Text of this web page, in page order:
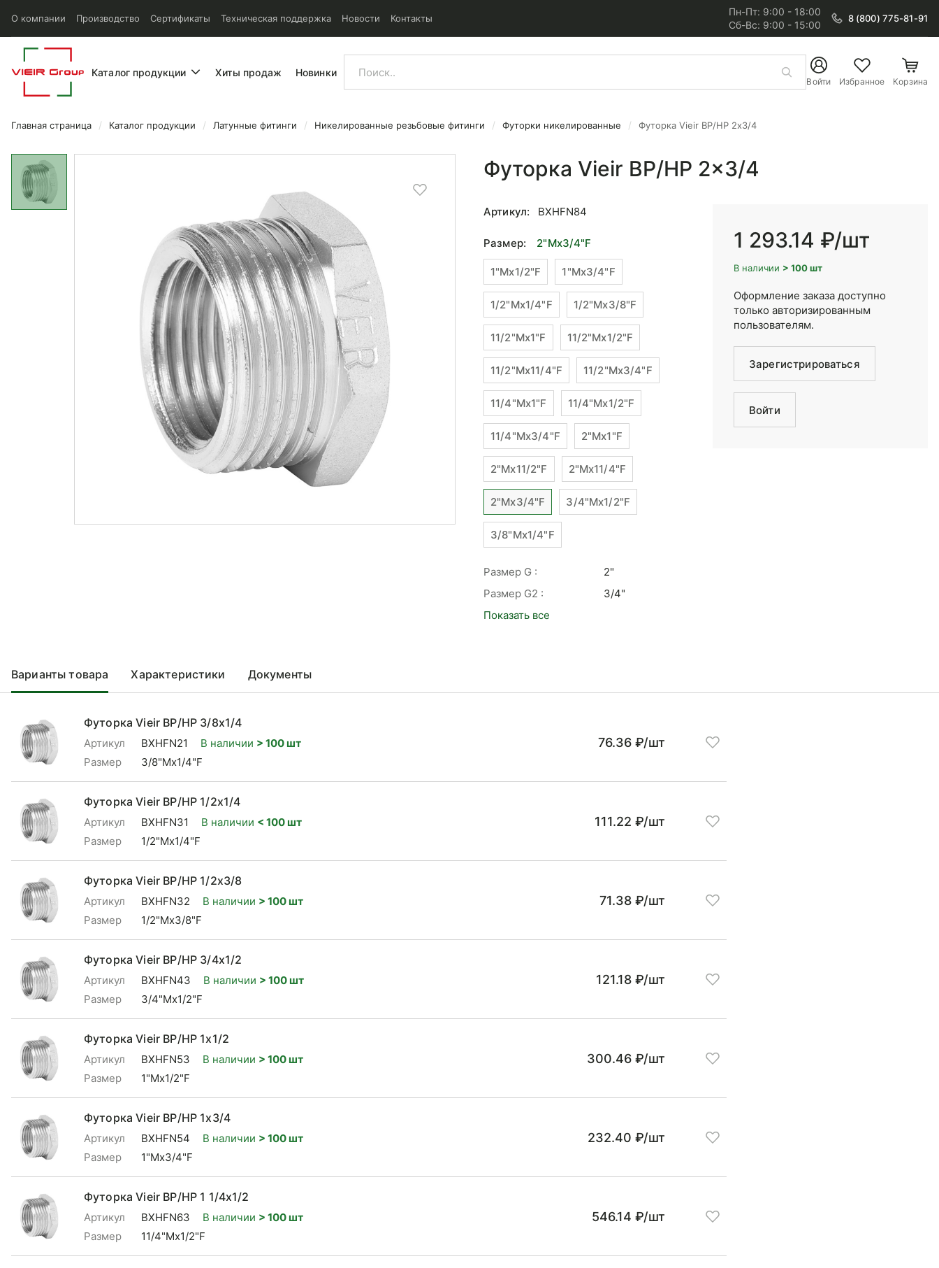
О компании Производство Сертификаты Техническая поддержка Новости Контакты
Пн-Пт: 9:00 - 18:00
Сб-Вс: 9:00 - 15:00
8 (800) 775-81-91
Каталог продукции Хиты продаж Новинки
Войти Избранное Корзина
Главная страница Каталог продукции Латунные фитинги Никелированные резьбовые фитинги Футорки никелированные Футорка Vieir ВР/НР 2x3/4
Футорка Vieir ВР/НР 2x3/4
Артикул: BXHFN84
Размер: 2"Mx3/4"F
1"Mx1/2"F 1"Mx3/4"F
1/2"Mx1/4"F 1/2"Mx3/8"F
11/2"Mx1"F 11/2"Mx1/2"F
11/2"Mx11/4"F 11/2"Mx3/4"F
11/4"Mx1"F 11/4"Mx1/2"F
11/4"Mx3/4"F 2"Mx1"F
2"Mx11/2"F 2"Mx11/4"F
2"Mx3/4"F 3/4"Mx1/2"F
3/8"Mx1/4"F
Размер G :
2"
Размер G2 :
3/4"
Показать все
1 293.14 ₽/шт
В наличии > 100 шт
Оформление заказа доступно
только авторизированным
пользователям.
Зарегистрироваться
Войти
Варианты товара Характеристики Документы
Футорка Vieir ВР/НР 3/8x1/4
Артикул BXHFN21 В наличии > 100 шт
Размер
3/8"Mx1/4"F
76.36 ₽/шт
Футорка Vieir ВР/НР 1/2x1/4
Артикул BXHFN31 В наличии < 100 шт
Размер
1/2"Mx1/4"F
111.22 ₽/шт
Футорка Vieir ВР/НР 1/2x3/8
Артикул BXHFN32 В наличии > 100 шт
Размер
1/2"Mx3/8"F
71.38 ₽/шт
Футорка Vieir ВР/НР 3/4x1/2
Артикул BXHFN43 В наличии > 100 шт
Размер
3/4"Mx1/2"F
121.18 ₽/шт
Футорка Vieir ВР/НР 1x1/2
Артикул BXHFN53 В наличии > 100 шт
Размер
1"Mx1/2"F
300.46 ₽/шт
Футорка Vieir ВР/НР 1x3/4
Артикул BXHFN54 В наличии > 100 шт
Размер
1"Mx3/4"F
232.40 ₽/шт
Футорка Vieir ВР/НР 1 1/4x1/2
Артикул BXHFN63 В наличии > 100 шт
Размер
11/4"Mx1/2"F
546.14 ₽/шт